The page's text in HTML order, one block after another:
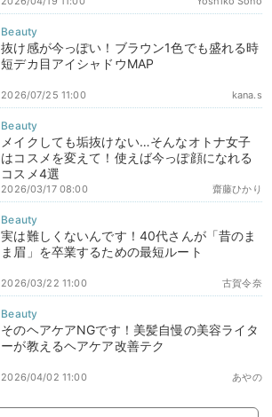
抜け感が今っぽい！ブラウン1色でも盛れる時
短デカ目アイシャドウMAP
kana.s
2026/07/25 11:00
メイクしても垢抜けない…そんなオトナ女子
はコスメを変えて！使えば今っぽ顔になれる
コスメ4選
齋藤ひかり
2026/03/17 08:00
実は難しくないんです！40代さんが「昔のま
ま眉」を卒業するための最短ルート
古賀令奈
2026/03/22 11:00
そのヘアケアNGです！美髪自慢の美容ライタ
ーが教えるヘアケア改善テク
あやの
2026/04/02 11:00